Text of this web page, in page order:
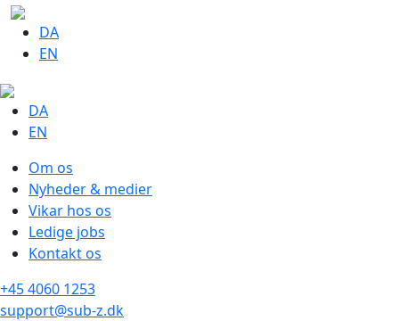
DA
EN
DA
EN
Om os
Nyheder & medier
Vikar hos os
Ledige jobs
Kontakt os
+45 4060 1253
support@sub-z.dk